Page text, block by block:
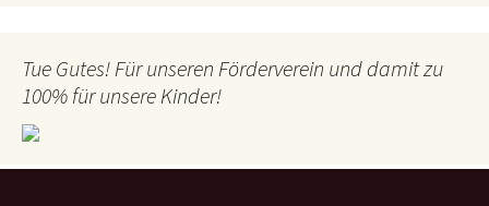
Tue Gutes! Für unseren Förderverein und damit zu
100% für unsere Kinder!